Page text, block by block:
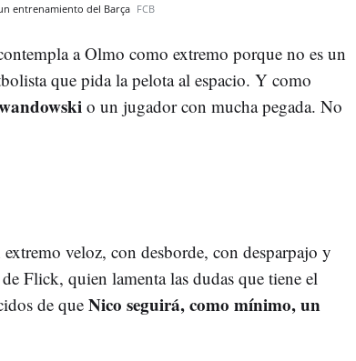
entrenamiento del Barça FCB
a Olmo como extremo porque no es un
que pida la pelota al espacio. Y como
o un jugador con mucha pegada. No
veloz, con desborde, con desparpajo y
Flick, quien lamenta las dudas que tiene el
de que Nico seguirá, como mínimo, un